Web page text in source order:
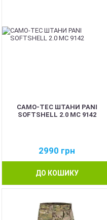
CAMO-TEC ШТАНИ PANI
SOFTSHELL 2.0 MC 9142
2990 грн
ДО КОШИКУ